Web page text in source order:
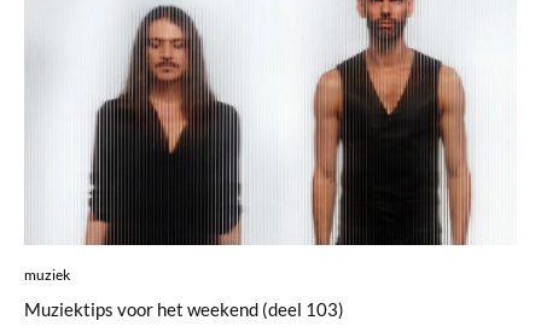
muziek
Muziektips voor het weekend (deel 103)